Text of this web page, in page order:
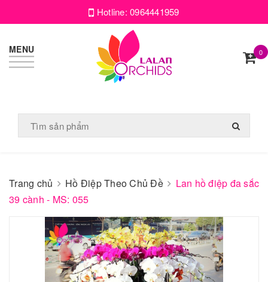
Hotline:0964441959
MENU 0
Trang chủ Hồ Điệp Theo Chủ Đề
Lan hồ điệp đa sắc
39 cành - MS: 055